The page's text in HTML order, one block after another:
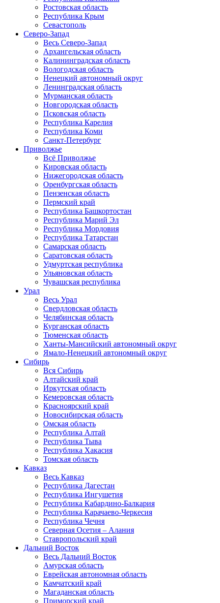
Ростовская область
Республика Крым
Севастополь
Северо-Запад
Весь Северо-Запад
Архангельская область
Калининградская область
Вологодская область
Ненецкий автономный округ
Ленинградская область
Мурманская область
Новгородская область
Псковская область
Республика Карелия
Республика Коми
Санкт-Петербург
Приволжье
Всё Приволжье
Кировская область
Нижегородская область
Оренбургская область
Пензенская область
Пермский край
Республика Башкортостан
Республика Марий Эл
Республика Мордовия
Республика Татарстан
Самарская область
Саратовская область
Удмуртская республика
Ульяновская область
Чувашская республика
Урал
Весь Урал
Свердловская область
Челябинская область
Курганская область
Тюменская область
Ханты-Мансийский автономный округ
Ямало-Ненецкий автономный округ
Сибирь
Вся Сибирь
Алтайский край
Иркутская область
Кемеровская область
Красноярский край
Новосибирская область
Омская область
Республика Алтай
Республика Тыва
Республика Хакасия
Томская область
Кавказ
Весь Кавказ
Республика Дагестан
Республика Ингушетия
Республика Кабардино-Балкария
Республика Карачаево-Черкесия
Республика Чечня
Северная Осетия – Алания
Ставропольский край
Дальний Восток
Весь Дальний Восток
Амурская область
Еврейская автономная область
Камчатский край
Магаданская область
Приморский край